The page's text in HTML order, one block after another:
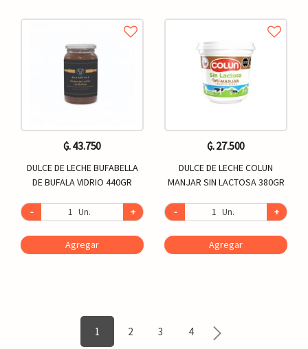
₲. 43.750
DULCE DE LECHE BUFABELLA
DE BUFALA VIDRIO 440GR
- Un. +
Agregar
₲. 27.500
DULCE DE LECHE COLUN
MANJAR SIN LACTOSA 380GR
- Un. +
Agregar
1 2 3 4